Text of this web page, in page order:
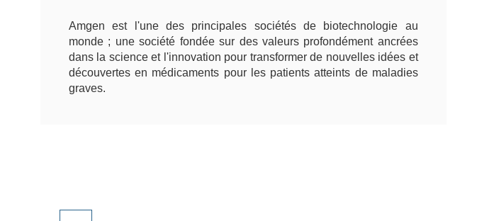
Amgen est l'une des principales sociétés de biotechnologie au
monde ; une société fondée sur des valeurs profondément ancrées
dans la science et l'innovation pour transformer de nouvelles idées et
découvertes en médicaments pour les patients atteints de maladies
graves.